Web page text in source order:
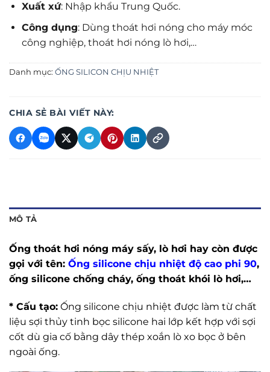
Xuất xứ: Nhập khẩu Trung Quốc.
Công dụng: Dùng thoát hơi nóng cho máy móc
công nghiệp, thoát hơi nóng lò hơi,…
Danh mục: ỐNG SILICON CHỊU NHIỆT
CHIA SẺ BÀI VIẾT NÀY:
MÔ TẢ
Ống thoát hơi nóng máy sấy, lò hơi hay còn được
gọi với tên: Ống silicone chịu nhiệt độ cao phi 90,
ống silicone chống cháy, ống thoát khói lò hơi,…
* Cấu tạo: Ống silicone chịu nhiệt được làm từ chất
liệu sợi thủy tinh bọc silicone hai lớp kết hợp với sợi
cốt dù gia cố bằng dây thép xoắn lò xo bọc ở bên
ngoài ống.